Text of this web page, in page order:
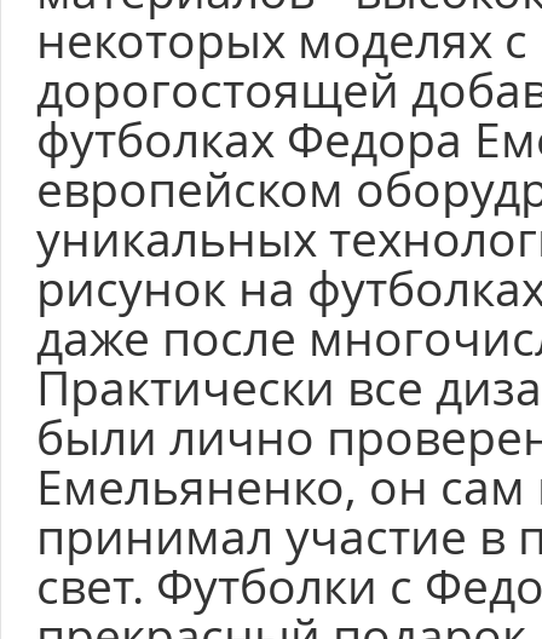
некоторых моделях
дорогостоящей
футболках Федора
европейском
уникальных
рисунок на
даже после
Практически все
были лично
Емельяненко, он сам
принимал участие в
свет. Футболки с